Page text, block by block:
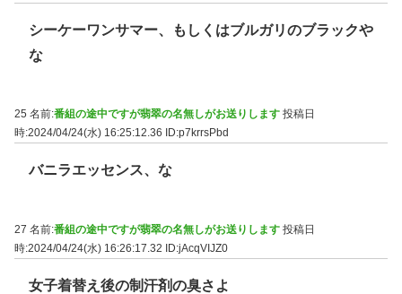
シーケーワンサマー、もしくはブルガリのブラックや
な
25 名前:番組の途中ですが翡翠の名無しがお送りします 投稿日
時:2024/04/24(水) 16:25:12.36
ID:p7krrsPbd
バニラエッセンス、な
27 名前:番組の途中ですが翡翠の名無しがお送りします 投稿日
時:2024/04/24(水) 16:26:17.32 ID:jAcqVIJZ0
女子着替え後の制汗剤の臭さよ